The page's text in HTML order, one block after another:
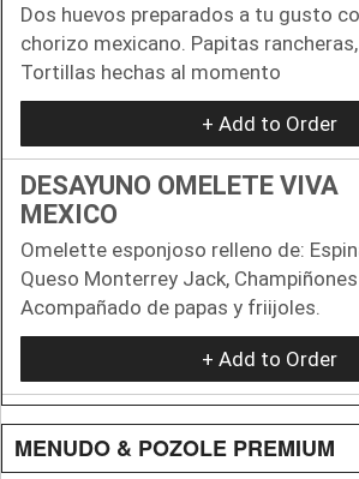
Dos huevos preparados a tu gusto
chorizo mexicano. Papitas
Tortillas hechas al momento
+ Add to Order
DESAYUNO OMELETE VIVA
MEXICO
Omelette esponjoso relleno de:
Queso Monterrey Jack,
Acompañado de papas y friijoles.
+ Add to Order
MENUDO & POZOLE PREMIUM